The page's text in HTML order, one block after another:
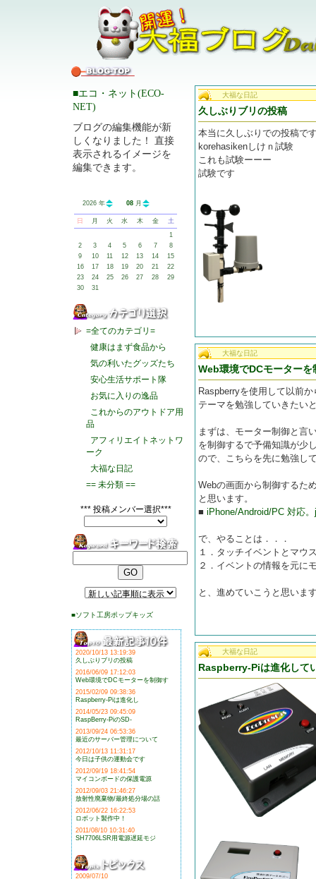
■エコ・ネット(ECO-
NET)
ブログの編集機能が新
しくなりました！ 直接
表示されるイメージを
編集できます。
2026 年 08 月
日 月 火 水 木 金
土
1
2
3 4 5 6 7
8
9
10 11 12 13 14
15
16
17 18 19 20 21
22
23
24 25 26 27 28
29
30
31
=全てのカテゴリ=
健康はまず食品から
気の利いたグッズたち
安心生活サポート隊
お気に入りの逸品
これからのアウトドア用
品
アフィリエイトネットワ
ーク
大福な日記
== 未分類 ==
*** 投稿メンバー選択***
■ソフト工房ポップキッズ
2020/10/13 13:19:39
久しぶりブリの投稿
2016/06/09 17:12:03
Web環境でDCモーターを制御す
2015/02/09 09:38:36
Raspberry-Piは進化し
2014/05/23 09:45:09
RaspBerry-PiのSD-
2013/09/24 06:53:36
最近のサーバー管理について
2012/10/13 11:31:17
今日は子供の運動会です
2012/09/19 18:41:54
マイコンボードの保護電源
2012/09/03 21:46:27
放射性廃棄物/最終処分場の話
2012/06/22 16:22:53
ロボット製作中！
2011/08/10 10:31:40
SH7706LSR用電源遅延モジ
2009/07/10
大福な日記
久しぶりブリの投稿
本当に久しぶりでの投稿で
korehasikenしけｎ試験
これも試験ーーー
試験です
大福な日記
Web環境でDCモーターを
Raspberryを使用して以前
テーマを勉強していきたい
まずは、モーター制御と言
を制御するで予備知識が少
ので、こちらを先に勉強し
Webの画面から制御するた
と思います。
■ iPhone/Android/PC 対応
で、やることは．．．
１．タッチイベントとマウ
２．イベントの情報を元に
と、進めていこうと思いま
大福な日記
Raspberry-Piは進化して